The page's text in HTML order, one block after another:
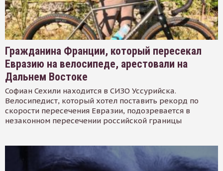
Гражданина Франции, который пересекал
Евразию на велосипеде, арестовали на
Дальнем Востоке
Софиан Сехили находится в СИЗО Уссурийска.
Велосипедист, который хотел поставить рекорд по
скорости пересечения Евразии, подозревается в
незаконном пересечении российской границы